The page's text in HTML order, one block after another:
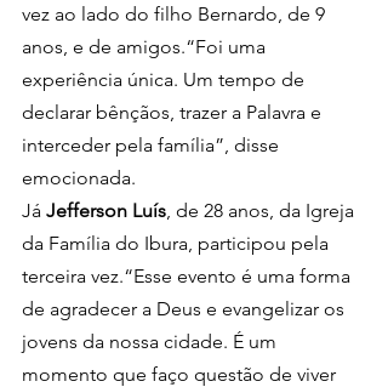
vez ao lado do filho Bernardo, de 9
anos, e de amigos.“Foi uma
experiência única. Um tempo de
declarar bênçãos, trazer a Palavra e
interceder pela família”, disse
emocionada.
Já Jefferson Luís , de 28 anos, da Igreja
da Família do Ibura, participou pela
terceira vez.“Esse evento é uma forma
de agradecer a Deus e evangelizar os
jovens da nossa cidade. É um
momento que faço questão de viver